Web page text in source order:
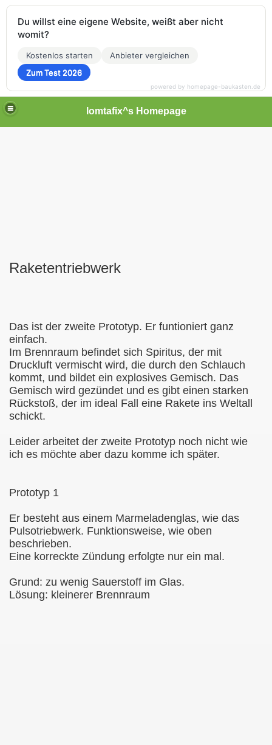
lomtafix^s Homepage
Raketentriebwerk
Das ist der zweite Prototyp. Er funtioniert ganz
einfach.
Im Brennraum befindet sich Spiritus, der mit
Druckluft vermischt wird, die durch den Schlauch
kommt, und bildet ein explosives Gemisch. Das
Gemisch wird gezündet und es gibt einen starken
Rückstoß, der im ideal Fall eine Rakete ins Weltall
schickt.
Leider arbeitet der zweite Prototyp noch nicht wie
ich es möchte aber dazu komme ich später.
Prototyp 1
Er besteht aus einem Marmeladenglas, wie das
Pulsotriebwerk. Funktionsweise, wie oben
beschrieben.
Eine korreckte Zündung erfolgte nur ein mal.
Grund: zu wenig Sauerstoff im Glas.
Lösung: kleinerer Brennraum
Du willst eine eigene Website, weißt aber nicht
womit?
Kostenlos starten
Anbieter vergleichen
Zum Test 2026
powered by homepage-baukasten.de